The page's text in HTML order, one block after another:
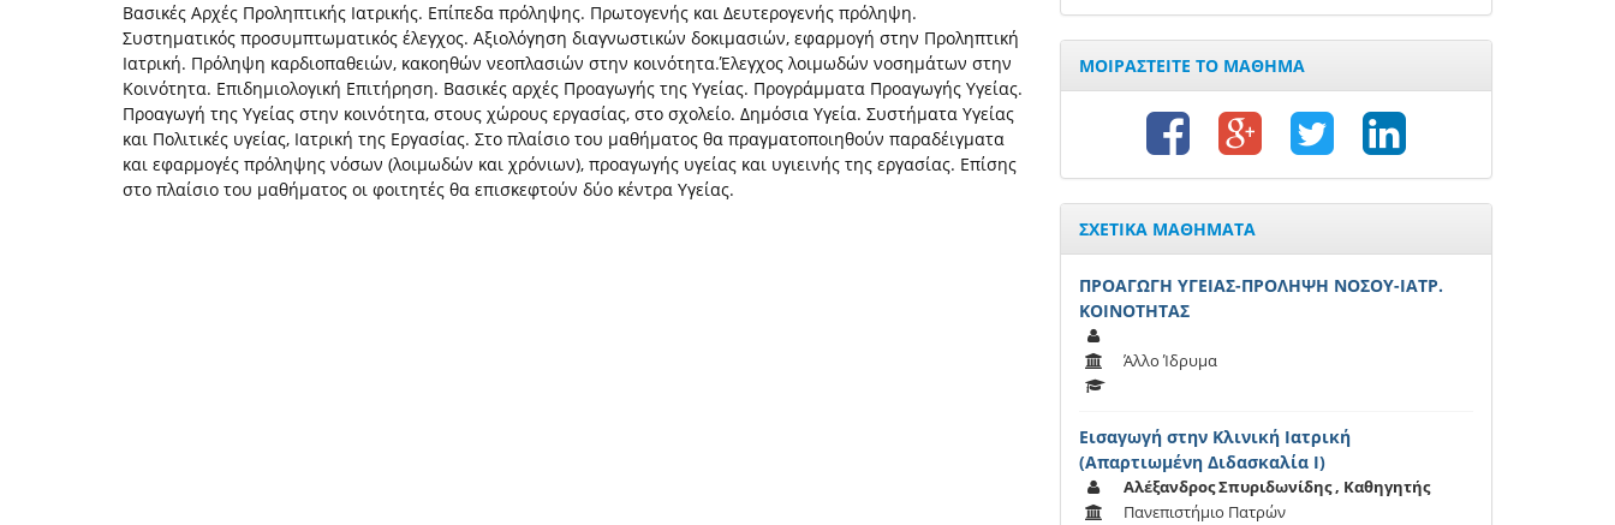
Βασικές Αρχές Προληπτικής Ιατρικής. Επίπεδα πρόληψης. Πρωτογενής και Δευτερογενής πρόληψη.
Συστηματικός προσυμπτωματικός έλεγχος. Αξιολόγηση διαγνωστικών δοκιμασιών, εφαρμογή στην Προληπτική
Ιατρική. Πρόληψη καρδιοπαθειών, κακοηθών νεοπλασιών στην κοινότητα.Έλεγχος λοιμωδών νοσημάτων στην
Κοινότητα. Επιδημιολογική Επιτήρηση. Βασικές αρχές Προαγωγής της Υγείας. Προγράμματα Προαγωγής Υγείας.
Προαγωγή της Υγείας στην κοινότητα, στους χώρους εργασίας, στο σχολείο. Δημόσια Υγεία. Συστήματα Υγείας
και Πολιτικές υγείας, Ιατρική της Εργασίας. Στο πλαίσιο του μαθήματος θα πραγματοποιηθούν παραδέιγματα
και εφαρμογές πρόληψης νόσων (λοιμωδών και χρόνιων), προαγωγής υγείας και υγιεινής της εργασίας. Επίσης
στο πλαίσιο του μαθήματος οι φοιτητές θα επισκεφτούν δύο κέντρα Υγείας.
ΜΟΙΡΑΣΤΕΙΤΕ ΤΟ ΜΑΘΗΜΑ
ΣΧΕΤΙΚΑ ΜΑΘΗΜΑΤΑ
ΠΡΟΑΓΩΓΗ ΥΓΕΙΑΣ-ΠΡΟΛΗΨΗ ΝΟΣΟΥ-ΙΑΤΡ.
ΚΟΙΝΟΤΗΤΑΣ
Άλλο Ίδρυμα
Εισαγωγή στην Κλινική Ιατρική
(Απαρτιωμένη Διδασκαλία Ι)
Αλέξανδρος Σπυριδωνίδης , Καθηγητής
Πανεπιστήμιο Πατρών